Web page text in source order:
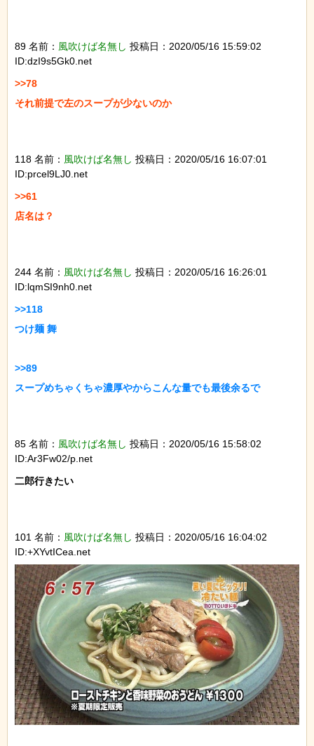
89 名前： 風吹けば名無し 投稿日：2020/05/16 15:59:02
ID:dzI9s5Gk0.net
>>78
それ前提で左のスープが少ないのか
118 名前： 風吹けば名無し 投稿日：2020/05/16 16:07:01
ID:prcel9LJ0.net
>>61
店名は？
244 名前： 風吹けば名無し 投稿日：2020/05/16 16:26:01
ID:lqmSI9nh0.net
>>118
つけ麺 舞
>>89
スープめちゃくちゃ濃厚やからこんな量でも最後余るで
85 名前： 風吹けば名無し 投稿日：2020/05/16 15:58:02
ID:Ar3Fw02/p.net
二郎行きたい
101 名前： 風吹けば名無し 投稿日：2020/05/16 16:04:02
ID:+XYvtICea.net